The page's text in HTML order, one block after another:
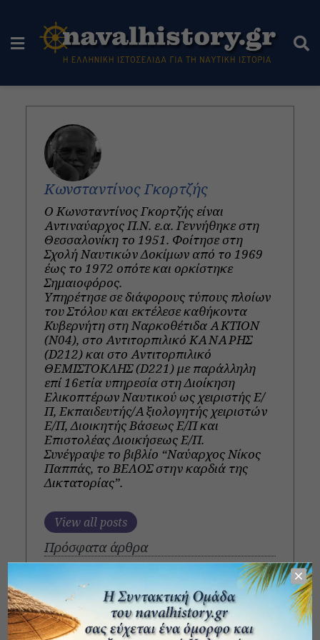
Κωνσταντίνος Γκορτζής
Ο Κωνσταντίνος Γκορτζής είναι
Αντιναύαρχος Π.Ν. ε.α. Γεννήθηκε στη
Θεσσαλονίκη το 1951. Φοίτησε στη
Σχολή Ναυτικών Δοκίμων από το 1969
έως το 1972 οπότε και ορκίστηκε
Σημαιοφόρος.
Υπηρέτησε σε διάφορους τύπους πλοίων
του Στόλου και εκτέλεσε καθήκοντα
Κυβερνήτη στη Ναρκοθέτιδα ΑΚΤΙΟΝ
(Ν04), στο Αντιτορπιλικό ΚΑΝΑΡΗΣ
(D212) και στο Αντιτορπιλικό
ΘΕΜΙΣΤΟΚΛΗΣ (D221) με παράλληλη
επί 16ετία υπηρεσία στη Διοίκηση
Ελικοπτέρων Ναυτικού ως χειριστής Ε/
Π, Εκπαιδευτής/Αξιολογητής χειριστών
Ε/Π, Διοικητής Βάσεως Ε/Π και
Επιστολέας Διοικήσεως Ε/Π.
Συνέγραψε το βιβλίο “Ναύαρχος Νίκος
Παππάς, το ΒΕΛΟΣ στην καρδιά της
Δικτατορίας”.
View all posts
Πρόσφατα άρθρα
Αντιτορπιλικό “Λέων” και μότορσιπ
“Στρατονίκη”
Παλιόκαιρος… Μια αληθινή ιστορία.
Το Κίνημα του Ναυτικού κατά της
Απριλιανής Δικτατορίας. Ομιλία του ναυάρχου